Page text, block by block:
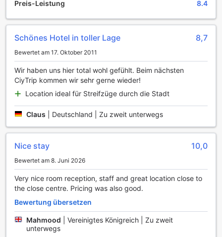
von erfahrenen Barkeepern mit Leidenschaft zubereitet
modernes Design und gemütliche Sitzgelegenheiten
ergänzt, sodass Sie sich sofort wohlfühlen und den Alltag
hinter sich lassen können.
Die Bar des Rabble Hotels ist nicht nur ein Ort zum Trinken,
sondern auch ein Zentrum für Unterhaltung. Regelmäßige
Live-Musik-Events und Themenabende sorgen für eine
lebendige Stimmung und bieten den Gästen die
Möglichkeit, neue Bekanntschaften zu schließen. Ob Sie
pulsierende Nachtleben von Edinburgh erleben möchten,
unvergessliche Erlebnisse.
Komfortable Annehmlichkeiten im Rabble Hotel
Das Rabble Hotel in Edinburgh bietet seinen Gästen eine
Vielzahl von praktischen Annehmlichkeiten, die den
Aufenthalt so angenehm wie möglich gestalten. Der
Wäscheservice sorgt dafür, dass Sie immer frisch
gekleidete Kleidung zur Verfügung haben, während der
Zimmerservice Ihnen die Möglichkeit bietet, köstliche
Gerichte direkt in Ihrem Zimmer zu genießen. So können
Preis-Leistung 8.4
Schönes Hotel in toller Lage 8,7
Bewertet am 17. Oktober 2011
Wir haben uns hier total wohl gefühlt. Beim nächsten
CiyTrip kommen wir sehr gerne wieder!
Location ideal für Streifzüge durch die Stadt
Claus Deutschland | Zu zweit unterwegs
Nice stay 10,0
Bewertet am 8. Juni 2026
Very nice room reception, staff and great location close to
the close centre. Pricing was also good.
Bewertung übersetzen
Mahmood
Vereinigtes Königreich | Zu zweit
unterwegs